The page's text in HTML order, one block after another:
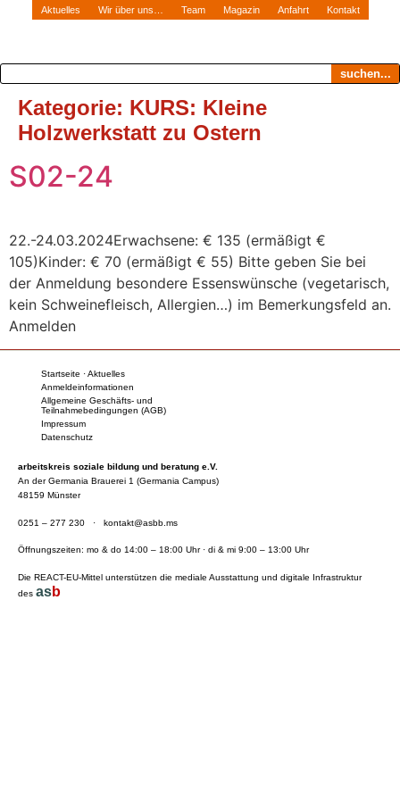
Aktuelles Wir über uns… Team Magazin Anfahrt Kontakt
suchen...
Kategorie: KURS: Kleine
Holzwerkstatt zu Ostern
S02-24
22.-24.03.2024Erwachsene: € 135 (ermäßigt €
105)Kinder: € 70 (ermäßigt € 55) Bitte geben Sie bei
der Anmeldung besondere Essenswünsche (vegetarisch,
kein Schweinefleisch, Allergien…) im Bemerkungsfeld an.
Anmelden
Startseite · Aktuelles
Anmeldeinformationen
Allgemeine Geschäfts- und
Teilnahmebedingungen (AGB)
Impressum
Datenschutz
arbeitskreis soziale bildung und beratung e.V.
An der Germania Brauerei 1 (Germania Campus)
48159 Münster
0251 – 277 230 · kontakt@asbb.ms
Öffnungszeiten: mo & do 14:00 – 18:00 Uhr · di & mi 9:00 – 13:00 Uhr
Die REACT-EU-Mittel unterstützen die mediale Ausstattung und digitale Infrastruktur
des asb